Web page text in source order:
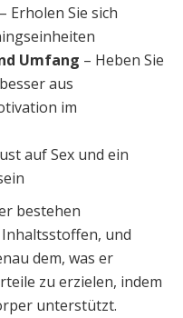
– Erholen Sie sich
Umfang – Heben Sie
aus
im
auf Sex und ein
bestehen
und
dem, was er
zu erzielen, indem
unterstützt.